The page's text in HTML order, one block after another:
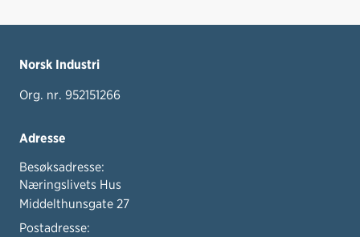
Norsk Industri
Org. nr. 952151266
Adresse
Besøksadresse:
Næringslivets Hus
Middelthunsgate 27
Postadresse: